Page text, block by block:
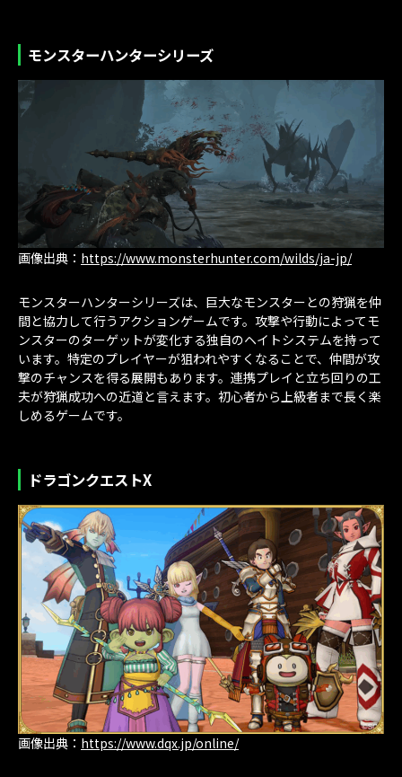
モンスターハンターシリーズ
画像出典： https://www.monsterhunter.com/wilds/ja-jp/
モンスターハンターシリーズは、巨大なモンスターとの狩猟を仲
間と協力して行うアクションゲームです。攻撃や行動によってモ
ンスターのターゲットが変化する独自のヘイトシステムを持って
います。特定のプレイヤーが狙われやすくなることで、仲間が攻
撃のチャンスを得る展開もあります。連携プレイと立ち回りの工
夫が狩猟成功への近道と言えます。初心者から上級者まで長く楽
しめるゲームです。
ドラゴンクエストX
画像出典： https://www.dqx.jp/online/